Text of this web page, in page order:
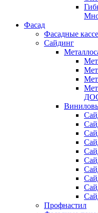
Фасад
Фасадные
Сайдинг
Профнастил